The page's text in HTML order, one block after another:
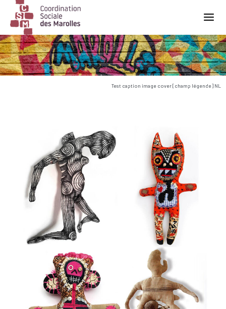
Main Navigation
Test caption image cover [champ légende] NL